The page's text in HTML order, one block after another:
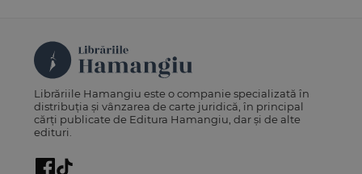
Librăriile Hamangiu este o companie specializată în
distribuția și vânzarea de carte juridică, în principal
cărți publicate de Editura Hamangiu, dar și de alte
edituri.